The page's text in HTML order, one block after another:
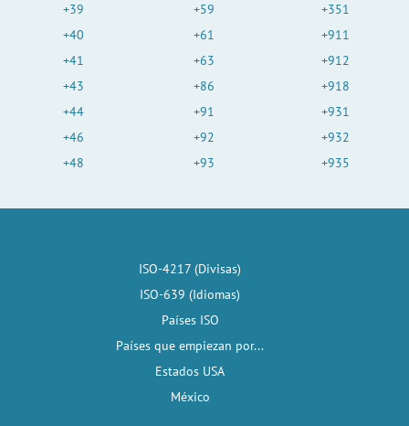
+39
+40
+41
+43
+44
+46
+48
+59
+61
+63
+86
+91
+92
+93
+351
+911
+912
+918
+931
+932
+935
ISO-4217 (Divisas)
ISO-639 (Idiomas)
Países ISO
Países que empiezan por...
Estados USA
México